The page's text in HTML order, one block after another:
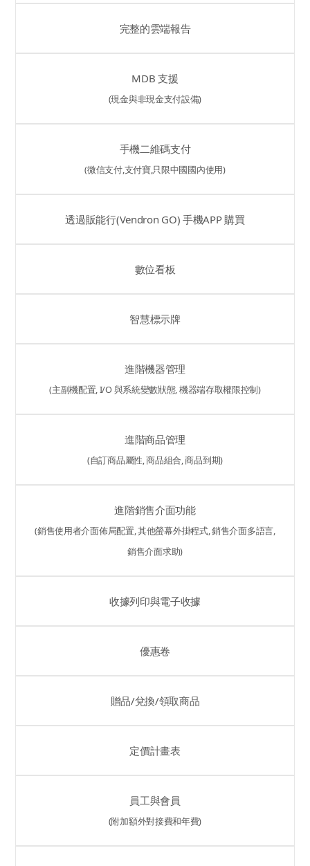
完整的雲端報告
MDB 支援
(現金與非現金支付設備)
手機二維碼支付
(微信支付,支付寶,只限中國國內使用)
透過販能行(Vendron GO) 手機APP 購買
數位看板
智慧標示牌
進階機器管理
(主副機配置, I/O 與系統變數狀態, 機器端存取權限控制)
進階商品管理
(自訂商品屬性, 商品組合, 商品到期)
進階銷售介面功能
(銷售使用者介面佈局配置, 其他螢幕外掛程式, 銷售介面多語言,
銷售介面求助)
收據列印與電子收據
優惠卷
贈品/兌換/領取商品
定價計畫表
員工與會員
(附加額外對接費和年費)